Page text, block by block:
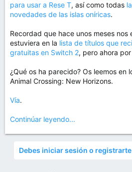
para usar a Rese T, así como todas
novedades de las islas oníricas.
Recordad que hace unos meses nos
estuviera en la lista de títulos que
gratuitas en Switch 2, pero ahora
¿Qué os ha parecido? Os leemos en
Animal Crossing: New Horizons.
Vía.
Continúar leyendo...
Debes iniciar sesión o